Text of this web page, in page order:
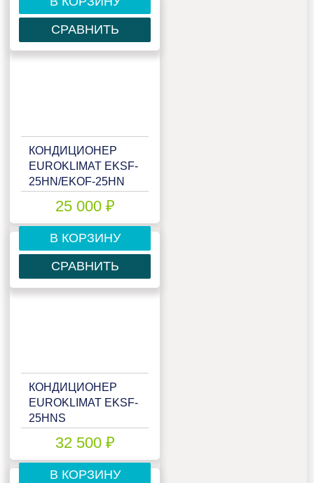
СРАВНИТЬ
КОНДИЦИОНЕР
EUROKLIMAT EKSF-
25HN/EKOF-25HN
25 000 ₽
В КОРЗИНУ
СРАВНИТЬ
КОНДИЦИОНЕР
EUROKLIMAT EKSF-
25HNS
25HNS32 500 ₽
В КОРЗИНУ